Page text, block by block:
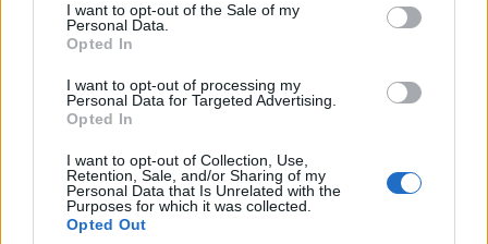
I want to opt-out of the Sale of my
Personal Data.
Opted In
I want to opt-out of processing my
Personal Data for Targeted Advertising.
Opted In
I want to opt-out of Collection, Use,
Retention, Sale, and/or Sharing of my
Personal Data that Is Unrelated with the
Purposes for which it was collected.
Opted Out